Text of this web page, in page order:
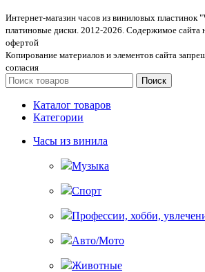
Интернет-магазин часов из виниловых
платиновые диски. 2012-2026. Содержимое сайта
офертой
Копирование материалов и элементов сайта
согласия
Поиск
Каталог товаров
Категории
Часы из винила
Музыка
Спорт
Профессии, хобби,
Авто/Мото
Животные